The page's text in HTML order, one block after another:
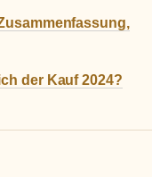
der Kauf 2024?